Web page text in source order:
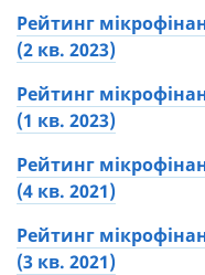
Рейтинг
(2 кв. 2023)
Рейтинг
(1 кв. 2023)
Рейтинг
(4 кв. 2021)
Рейтинг
(3 кв. 2021)